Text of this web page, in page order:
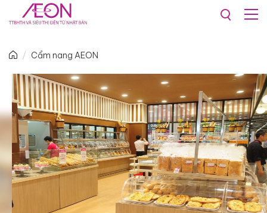
Cẩm nang AEON